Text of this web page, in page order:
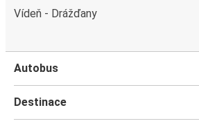
Vídeň - Drážďany
Autobus
Destinace